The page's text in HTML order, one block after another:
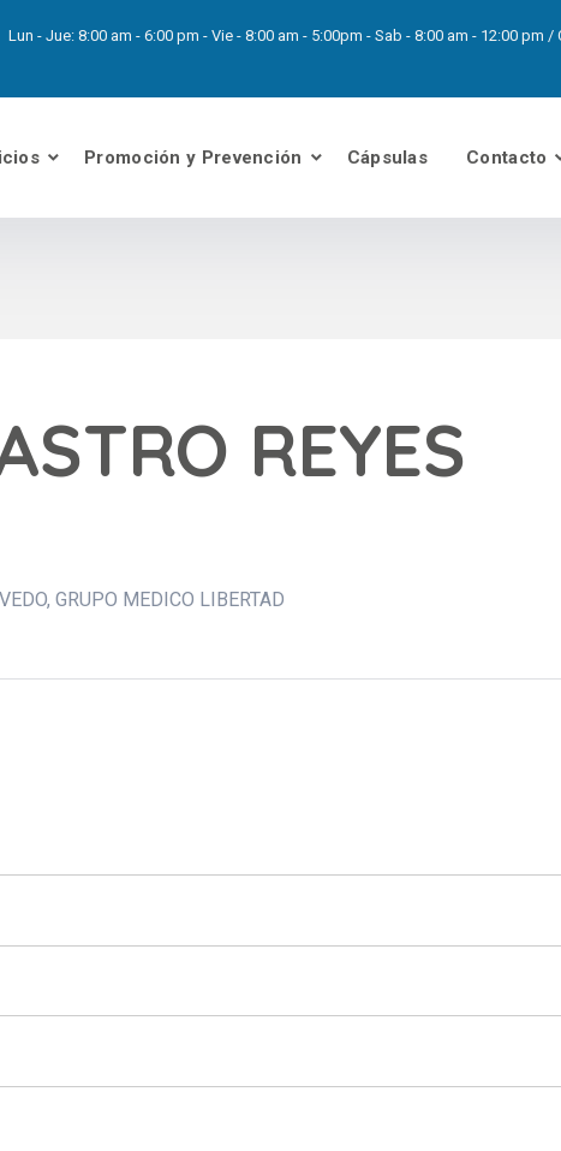
Lun - Jue: 8:00 am - 6:00 pm - Vie - 8:00 am - 5:00pm - Sab - 8:00 am - 12:00 pm /
Promoción y Prevención Cápsulas Contacto
REYES
GRUPO MEDICO LIBERTAD